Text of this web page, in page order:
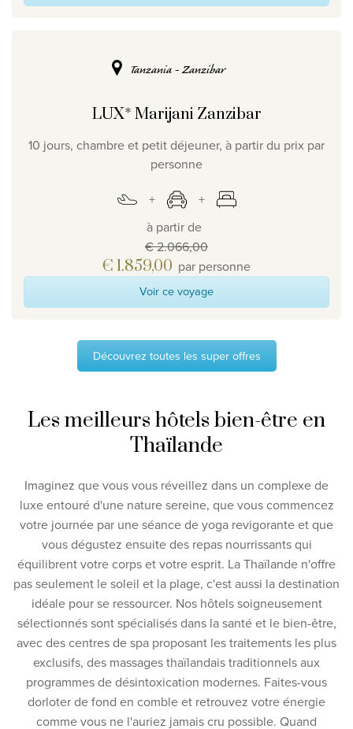
Tanzania - Zanzibar
LUX* Marijani Zanzibar
10 jours, chambre et petit déjeuner, à partir du prix par
personne
à partir de
€ 2.066,00
€ 1.859,00 par personne
Voir ce voyage
Découvrez toutes les super offres
Les meilleurs hôtels bien-être en
Thaïlande
Imaginez que vous vous réveillez dans un complexe de
luxe entouré d'une nature sereine, que vous commencez
votre journée par une séance de yoga revigorante et que
vous dégustez ensuite des repas nourrissants qui
équilibrent votre corps et votre esprit. La Thaïlande n'offre
pas seulement le soleil et la plage, c'est aussi la destination
idéale pour se ressourcer. Nos hôtels soigneusement
sélectionnés sont spécialisés dans la santé et le bien-être,
avec des centres de spa proposant les traitements les plus
exclusifs, des massages thaïlandais traditionnels aux
programmes de désintoxication modernes. Faites-vous
dorloter de fond en comble et retrouvez votre énergie
comme vous ne l'auriez jamais cru possible. Quand